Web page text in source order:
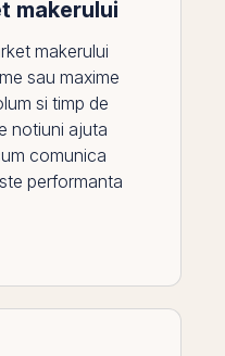
makerului
makerului
sau maxime
si timp de
notiuni ajuta
comunica
performanta